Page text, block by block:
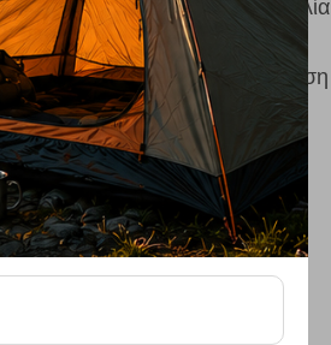
γεύματα με απόλυτη ευκολία
στη μεταφορά
για συχνή χρήση στη φύση